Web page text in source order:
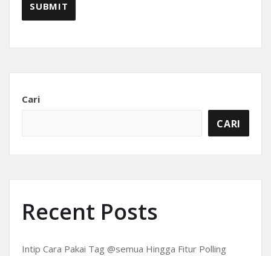
Cari
CARI
Recent Posts
Intip Cara Pakai Tag @semua Hingga Fitur Polling